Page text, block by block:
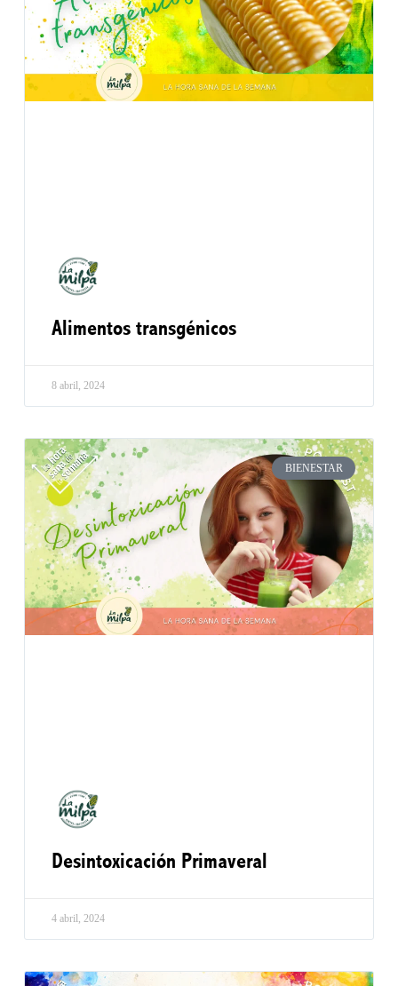
Alimentos transgénicos
8 abril, 2024
BIENESTAR
Desintoxicación Primaveral
4 abril, 2024